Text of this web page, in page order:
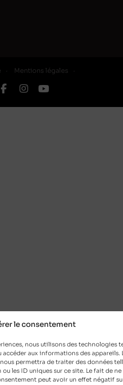
le consentement
nous utilisons des technologies
aux informations des appareils.
permettra de traiter des données
les ID uniques sur ce site. Le fait de ne
peut avoir un effet négatif
Mentions légales